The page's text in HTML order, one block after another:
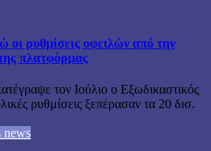
οι ρυθμίσεις οφειλών από την
πλατφόρμας
τον Ιούλιο ο Εξωδικαστικός
ρυθμίσεις ξεπέρασαν τα 20 δισ.
news